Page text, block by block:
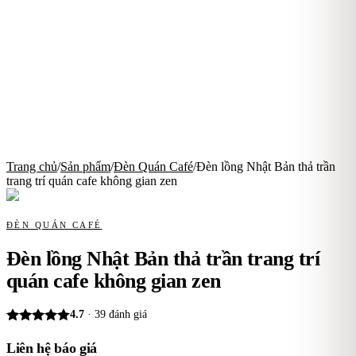
Trang chủ/Sản phẩm/Đèn Quán Café/Đèn lồng Nhật Bản thả trần
trang trí quán cafe không gian zen
ĐÈN QUÁN CAFÉ
Đèn lồng Nhật Bản thả trần trang trí
quán cafe không gian zen
4.7 · 39 đánh giá
Liên hệ báo giá